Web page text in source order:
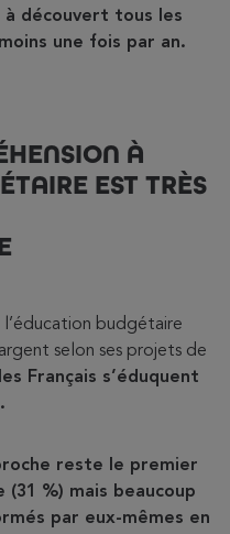
à découvert tous les
une fois par an.
À
EST TRÈS
budgétaire
selon ses projets de
les Français s’éduquent
reste le premier
%) mais beaucoup
par eux-mêmes en